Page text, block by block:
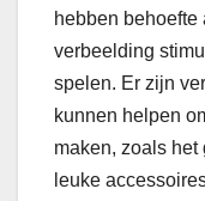
hebben
verbeelding
spelen. Er zijn
kunnen helpen
maken, zoals
leuke